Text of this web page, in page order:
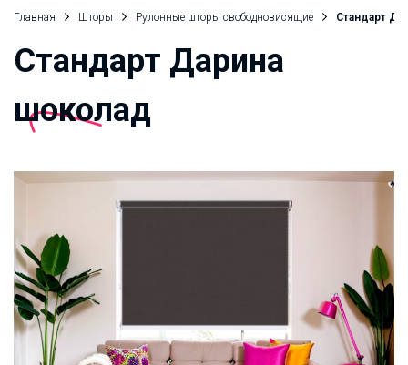
Главная Шторы Рулонные шторы свободновисящие Стандарт
Стандарт Дарина
шоколад